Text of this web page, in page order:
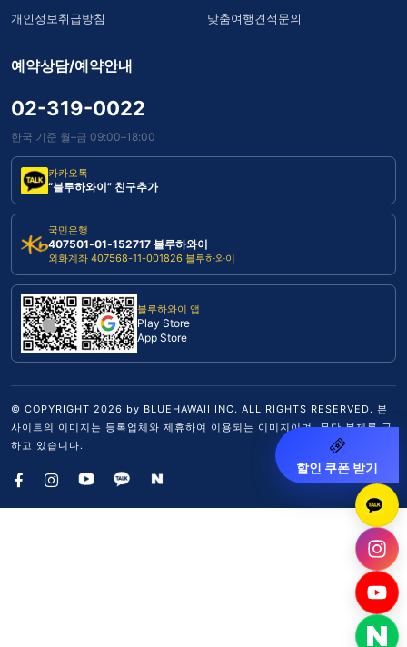
개인정보취급방침 맞춤여행견적문의
예약상담/예약안내
02-319-0022
한국 기준 월–금 09:00–18:00
카카오톡
“블루하와이” 친구추가
국민은행
407501-01-152717 블루하와이
외화계좌 407568-11-001826 블루하와이
블루하와이 앱
Play Store
App Store
© COPYRIGHT 2026 by BLUEHAWAII INC. ALL RIGHTS RESERVED. 본
사이트의 이미지는 등록업체와 제휴하여 이용되는 이미지이며, 무단 복제를 금
하고 있습니다.
할인 쿠폰 받기